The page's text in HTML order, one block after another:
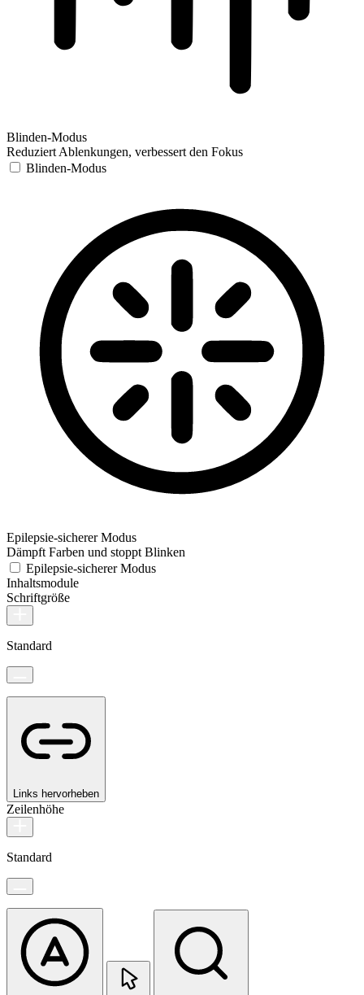
Blinden-Modus
Reduziert Ablenkungen, verbessert den Fokus
Blinden-Modus
Epilepsie-sicherer Modus
Dämpft Farben und stoppt Blinken
Epilepsie-sicherer Modus
Inhaltsmodule
Schriftgröße
Standard
Links hervorheben
Zeilenhöhe
Standard